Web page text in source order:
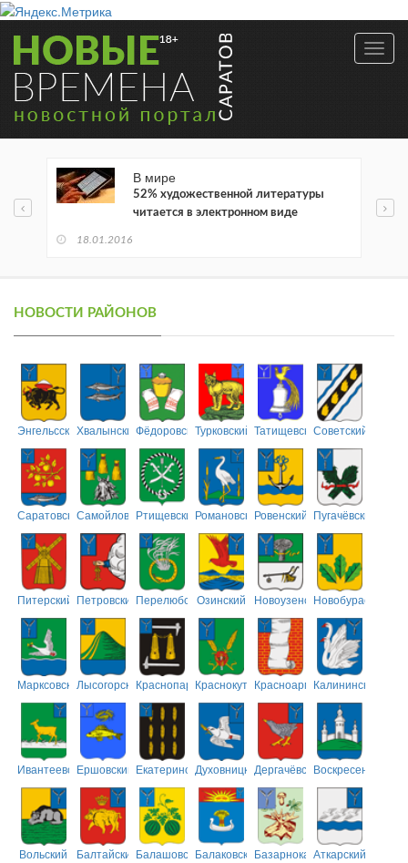
В мире
52% художественной литературы
читается в электронном виде
18.01.2016
НОВОСТИ РАЙОНОВ
ЭнгельсскийХвалынскийФёдоровскийТурковский ТатищевскийСоветский
СаратовскийСамойловскийРтищевскийРомановскийРовенский Пугачёвский
Питерский ПетровскийПерелюбскийОзинский НовоузенскийНовобурасский
МарксовскийЛысогорскийКраснопартизанский
КраснокутскийКрасноармейский
Калининский
ИвантеевскийЕршовский ЕкатериновскийДуховницкийДергачёвскийВоскресенский
Вольский БалтайскийБалашовскийБалаковскийБазарнокарабулакский
Аткарский